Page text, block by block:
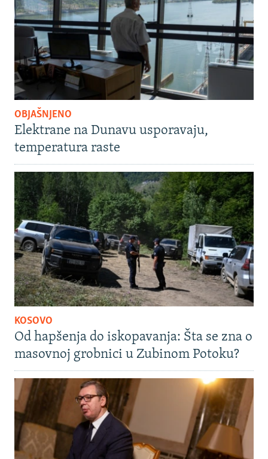
OBJAŠNJENO
Elektrane na Dunavu usporavaju,
temperatura raste
KOSOVO
Od hapšenja do iskopavanja: Šta se zna o
masovnoj grobnici u Zubinom Potoku?